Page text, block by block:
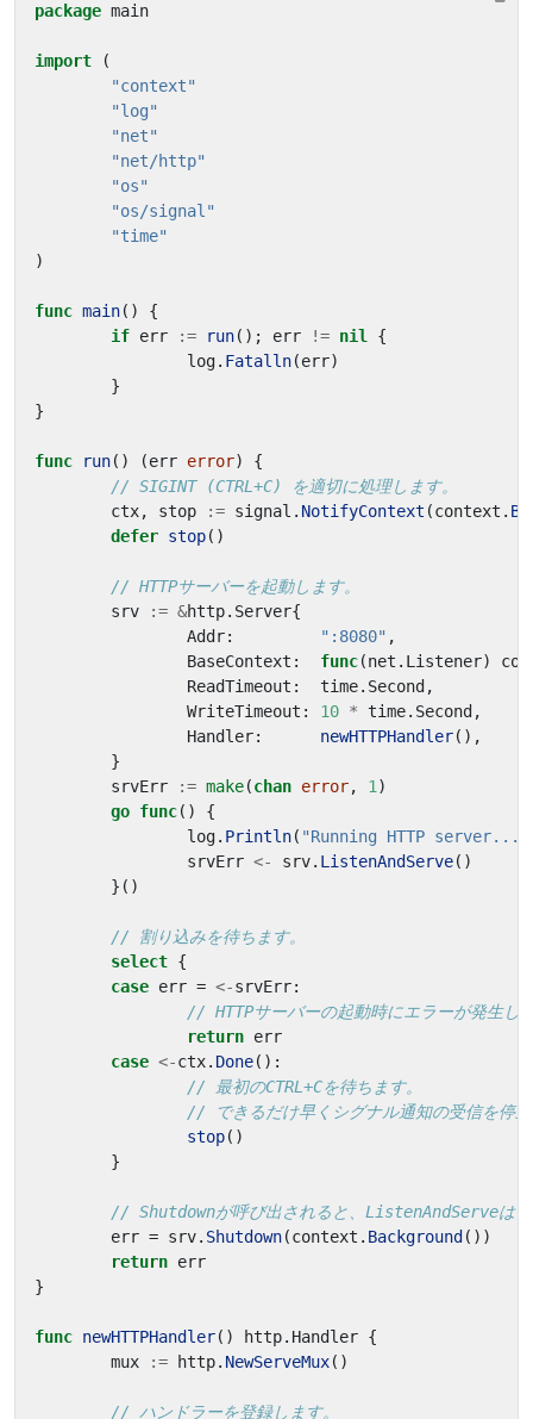
package main
import
(
"context"
"log"
"net"
"net/http"
"os"
"os/signal"
"time"
)
func main()
{
if err := run(); err != nil
{
log. Fatalln(err)
}
}
func run() (err error)
{
// SIGINT (CTRL+C) を適切に処理します。
ctx, stop := signal . NotifyContext (context .
defer stop()
// HTTPサーバーを起動します。
srv
:= &http. Server{
Addr: ":8080" ,
BaseContext : func(net . Listener)
ReadTimeout : time. Second ,
WriteTimeout : 10 * time. Second ,
Handler: newHTTPHandler(),
}
srvErr
:= make(chan error, 1 )
go func()
{
log. Println( "Running HTTP server..."
srvErr <- srv. ListenAndServe()
}()
// 割り込みを待ちます。
select {
case err = <-srvErr:
// HTTPサーバーの起動時にエラーが発生し
return err
case <-ctx. Done():
// 最初のCTRL+Cを待ちます。
// できるだけ早くシグナル通知の受信を停
stop()
}
// Shutdownが呼び出されると、ListenAndServeは
err = srv. Shutdown(context . Background ())
return err
}
func newHTTPHandler() http. Handler {
mux
:= http. NewServeMux()
// ハンドラーを登録します。